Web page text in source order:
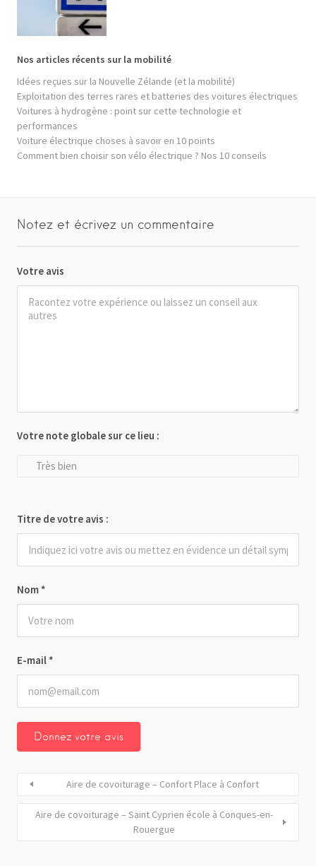
Nos articles récents sur la mobilité
Idées reçues sur la Nouvelle Zélande (et la mobilité)
Exploitation des terres rares et batteries des voitures électriques
Voitures à hydrogène : point sur cette technologie et
performances
Voiture électrique choses à savoir en 10 points
Comment bien choisir son vélo électrique ? Nos 10 conseils
Notez et écrivez un commentaire
Votre avis
Nom *
E-mail *
Votre note globale sur ce lieu :
Très bien
Titre de votre avis :
Aire de covoiturage – Confort Place à Confort
Aire de covoiturage – Saint Cyprien école à Conques-en-
Rouergue